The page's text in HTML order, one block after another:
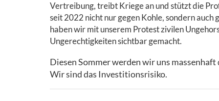
Vertreibung, treibt Kriege an und stützt die
seit 2022 nicht nur gegen Kohle, sondern auch
haben wir mit unserem Protest zivilen
Ungerechtigkeiten sichtbar gemacht.
Diesen Sommer werden wir uns
Wir sind das Investitionsrisiko.